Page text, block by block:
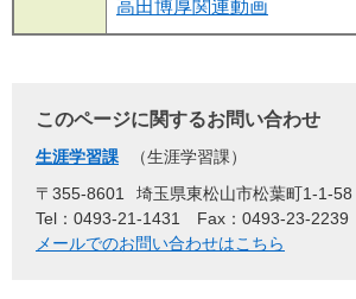
高田博厚関連動画
このページに関するお問い合わせ
生涯学習課
生涯学習課
〒355-8601
埼玉県東松山市松葉町1-1-58
Tel：0493-21-1431
Fax：0493-23-2239
メールでのお問い合わせはこちら